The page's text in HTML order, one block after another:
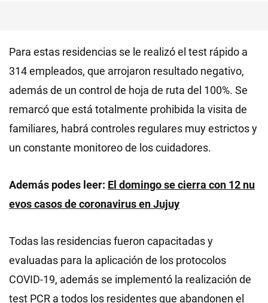
Para estas residencias se le realizó el test rápido a
314 empleados, que arrojaron resultado negativo,
además de un control de hoja de ruta del 100%. Se
remarcó que está totalmente prohibida la visita de
familiares, habrá controles regulares muy estrictos y
un constante monitoreo de los cuidadores.
Además podes leer: El domingo se cierra con 12 nu
evos casos de coronavirus en Jujuy
Todas las residencias fueron capacitadas y
evaluadas para la aplicación de los protocolos
COVID-19, además se implementó la realización de
test PCR a todos los residentes que abandonen el